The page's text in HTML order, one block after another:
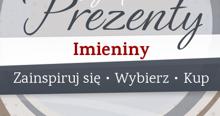
Imieniny
Zainspiruj się • Wybierz • Kup